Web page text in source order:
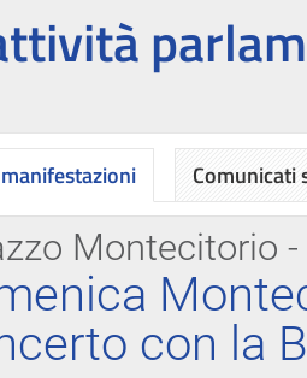
Montecitorio
con la
Comunicati